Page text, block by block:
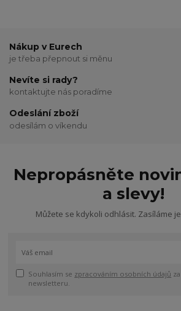
Nákup v Eurech
je třeba přepnout si měnu
Nevíte si rady?
kontaktujte nás poradíme
Odeslání zboží
odesílám o víkendu
Nepropásněte
a slevy!
Můžete se kdykoli odhlásit. Zasíláme
Souhlasím se zpracováním osobních údajů
newsletteru.